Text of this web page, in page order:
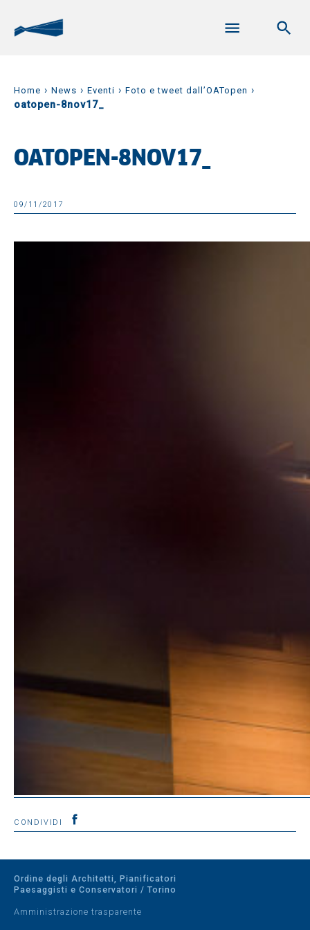
Home › News › Eventi › Foto e tweet dall’OATopen ›
oatopen-8nov17_
OATOPEN-8NOV17_
09/11/2017
CONDIVIDI
Ordine degli Architetti, Pianificatori
Paesaggisti e Conservatori / Torino
Amministrazione trasparente